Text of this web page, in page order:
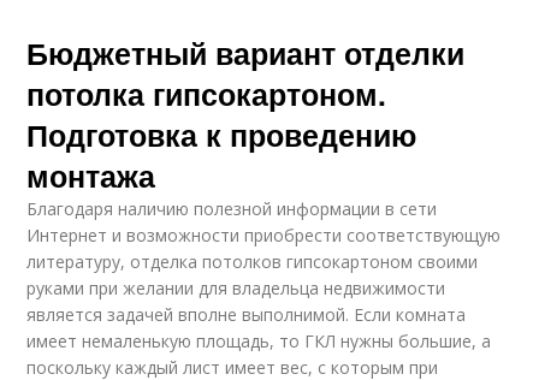
Бюджетный вариант отделки
потолка гипсокартоном.
Подготовка к проведению
монтажа
Благодаря наличию полезной информации в сети
Интернет и возможности приобрести соответствующую
литературу, отделка потолков гипсокартоном своими
руками при желании для владельца недвижимости
является задачей вполне выполнимой. Если комната
имеет немаленькую площадь, то ГКЛ нужны большие, а
поскольку каждый лист имеет вес, с которым при